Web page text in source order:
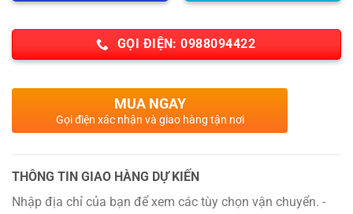
GỌI ĐIỆN: 0988094422
MUA NGAY
Gọi điện xác nhận và giao hàng tận nơi
THÔNG TIN GIAO HÀNG DỰ KIẾN
Nhập địa chỉ của bạn để xem các tùy chọn vận chuyển. -